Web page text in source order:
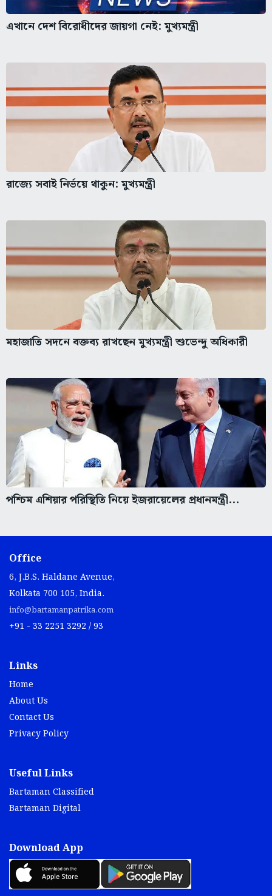
এখানে দেশ বিরোধীদের জায়গা নেই: মুখ্যমন্ত্রী
রাজ্যে সবাই নির্ভয়ে থাকুন: মুখ্যমন্ত্রী
মহাজাতি সদনে বক্তব্য রাখছেন মুখ্যমন্ত্রী শুভেন্দু অধিকারী
পশ্চিম এশিয়ার পরিস্থিতি নিয়ে ইজরায়েলের প্রধানমন্ত্রী...
Office
6, J.B.S. Haldane Avenue,
Kolkata 700 105, India.
info@bartamanpatrika.com
+91 - 33 2251 3292 / 93
Links
Home
About Us
Contact Us
Privacy Policy
Useful Links
Bartaman Classified
Bartaman Digital
Download App